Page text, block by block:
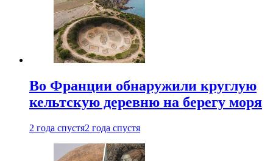
Во Франции обнаружили круглую
кельтскую деревню на берегу моря
2 года спустя2 года спустя